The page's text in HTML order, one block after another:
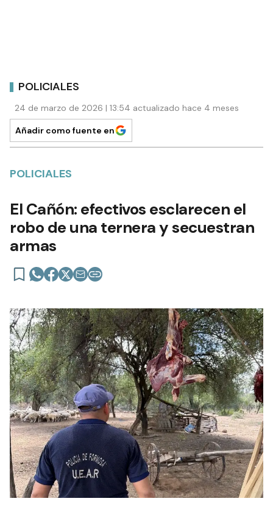
POLICIALES
24 de marzo de 2026 | 13:54 actualizado hace 4 meses
Añadir como fuente en
POLICIALES
El Cañón: efectivos esclarecen el
robo de una ternera y secuestran
armas